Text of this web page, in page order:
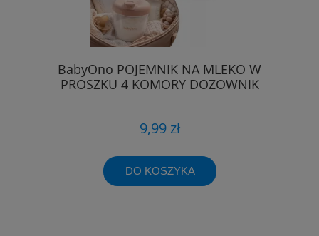
BabyOno POJEMNIK NA MLEKO W
PROSZKU 4 KOMORY DOZOWNIK
9,99 zł
DO KOSZYKA